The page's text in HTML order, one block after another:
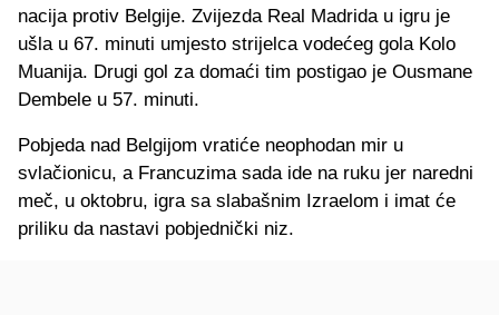
nacija protiv Belgije. Zvijezda Real Madrida u igru je
ušla u 67. minuti umjesto strijelca vodećeg gola Kolo
Muanija. Drugi gol za domaći tim postigao je Ousmane
Dembele u 57. minuti.
Pobjeda nad Belgijom vratiće neophodan mir u
svlačionicu, a Francuzima sada ide na ruku jer naredni
meč, u oktobru, igra sa slabašnim Izraelom i imat će
priliku da nastavi pobjednički niz.